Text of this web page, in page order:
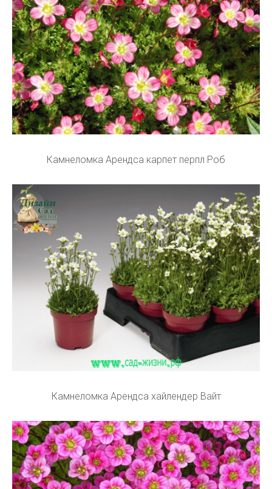
Камнеломка Арендса карпет перпл Роб
Камнеломка Арендса хайлендер Вайт